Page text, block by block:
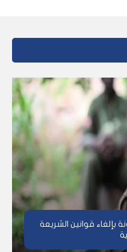
بإلغاء قوانين الشريعة